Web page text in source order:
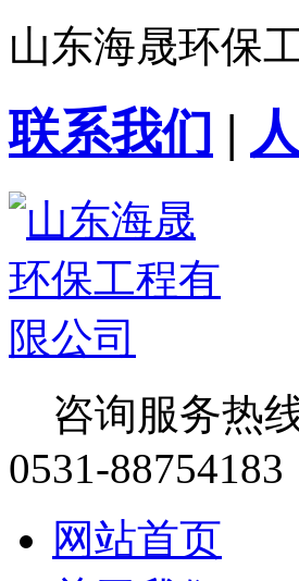
山东海晟环保
联系我们 |
咨询服务热
0531-88754183
网站首页